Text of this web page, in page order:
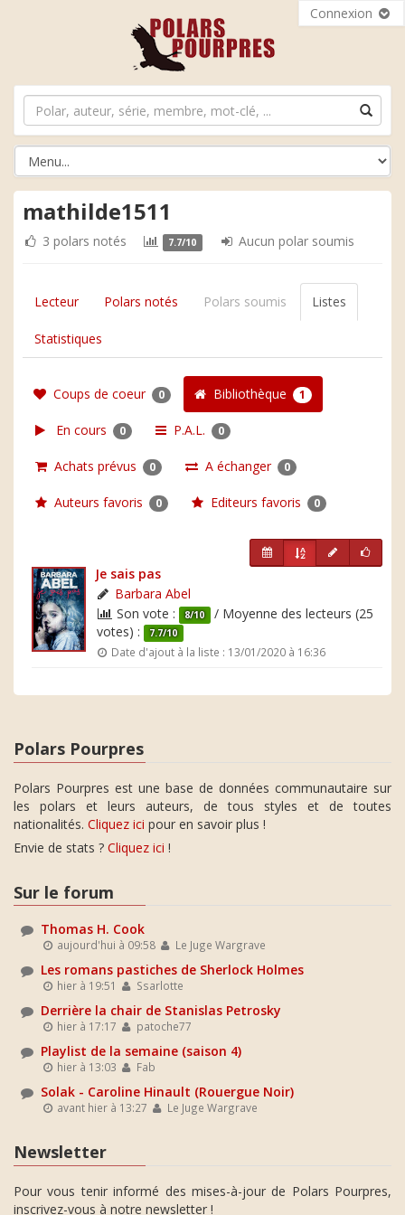
Connexion
mathilde1511
3 polars notés 7.7/10 Aucun polar soumis
Lecteur Polars notés Polars soumis Listes
Statistiques
Coups de coeur 0 Bibliothèque 1
En cours 0 P.A.L. 0
Achats prévus 0 A échanger 0
Auteurs favoris 0 Editeurs favoris 0
Je sais pas
Barbara Abel
Son vote :
8/10 / Moyenne des lecteurs (25
votes) :
7.7/10
Date d'ajout à la liste : 13/01/2020 à 16:36
Polars Pourpres
Polars Pourpres est une base de données communautaire sur
les polars et leurs auteurs, de tous styles et de toutes
nationalités. Cliquez ici pour en savoir plus !
Envie de stats ? Cliquez ici !
Sur le forum
Thomas H. Cook
aujourd'hui à 09:58 Le Juge Wargrave
Les romans pastiches de Sherlock Holmes
hier à 19:51 Ssarlotte
Derrière la chair de Stanislas Petrosky
hier à 17:17 patoche77
Playlist de la semaine (saison 4)
hier à 13:03 Fab
Solak - Caroline Hinault (Rouergue Noir)
avant hier à 13:27 Le Juge Wargrave
Newsletter
Pour vous tenir informé des mises-à-jour de Polars Pourpres,
inscrivez-vous à notre newsletter !